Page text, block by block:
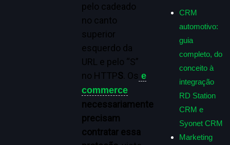
pelo cadeado
no canto
superior
esquerdo da
URL e pelo “S”
no HTTPS. Os e
commerce
necessariamente
precisam
contratar essa
CRM
automotivo:
guia
completo, do
conceito à
integração
RD Station
CRM e
Syonet CRM
Marketing